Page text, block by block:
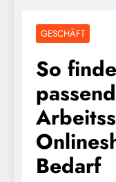
GESCHÄFT
So
Bedarf